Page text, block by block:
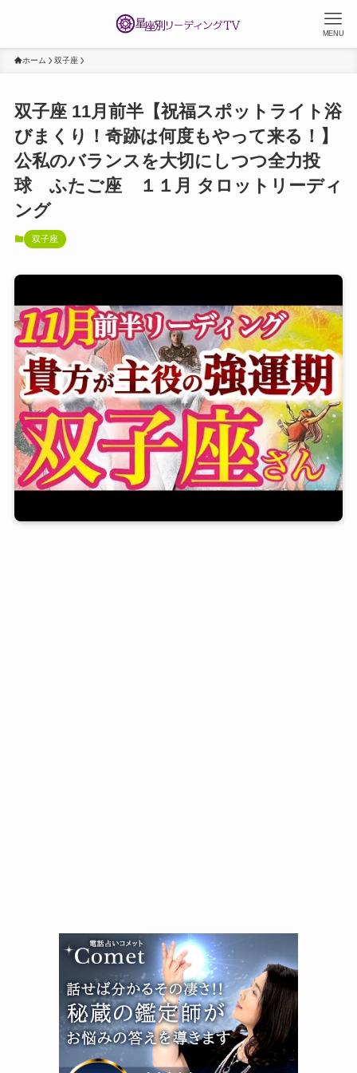
MENU
ホーム 双子座
双子座 11月前半【祝福スポットライト浴
びまくり！奇跡は何度もやって来る！】
公私のバランスを大切にしつつ全力投
球 ふたご座 １１月 タロットリーディ
ング
双子座